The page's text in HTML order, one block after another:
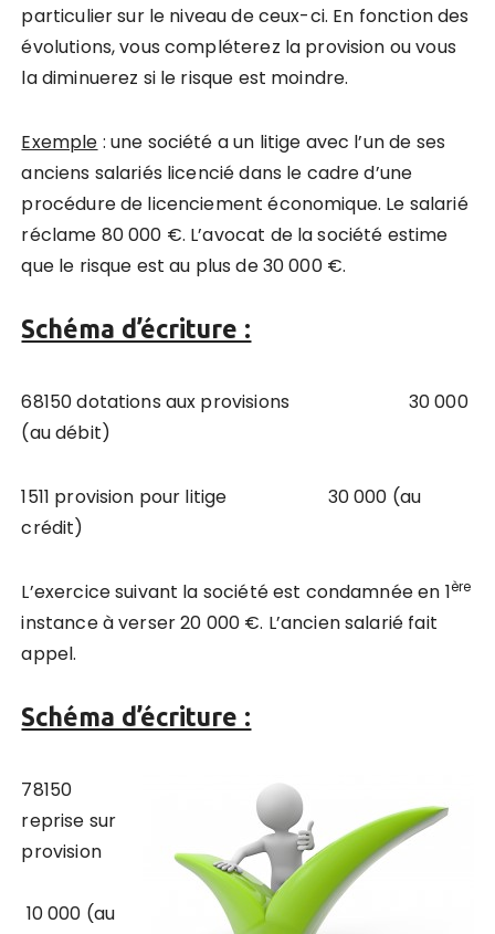
particulier sur le niveau de ceux-ci. En fonction des
évolutions, vous compléterez la provision ou vous
la diminuerez si le risque est moindre.
Exemple : une société a un litige avec l’un de ses
anciens salariés licencié dans le cadre d’une
procédure de licenciement économique. Le salarié
réclame 80 000 €. L’avocat de la société estime
que le risque est au plus de 30 000 €.
Schéma d’écriture :
68150 dotations aux provisions 30 000
(au débit)
1511 provision pour litige 30 000 (au
crédit)
L’exercice suivant la société est condamnée en 1ère
instance à verser 20 000 €. L’ancien salarié fait
appel.
Schéma d’écriture :
78150
reprise sur
provision
10 000 (au